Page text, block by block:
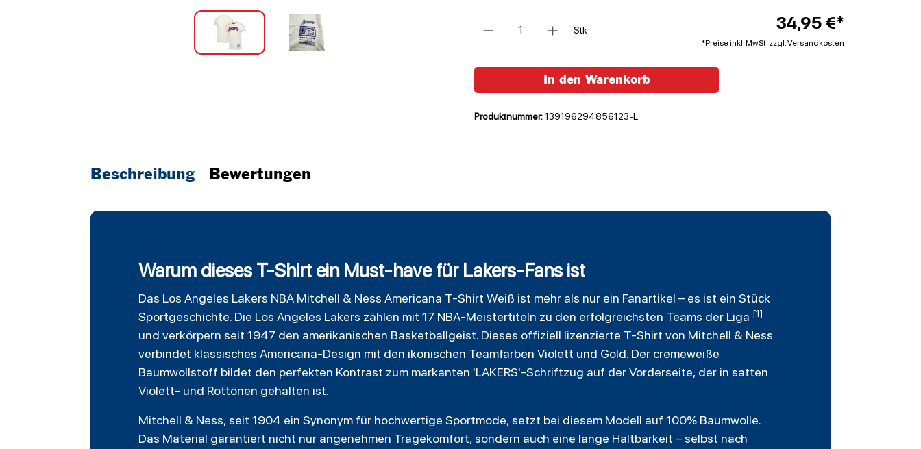
Stk
34,95 €*
*Preise inkl. MwSt. zzgl. Versandkosten
In den Warenkorb
Produktnummer:139196294856123-L
Beschreibung Bewertungen
Warum dieses T-Shirt ein Must-have für Lakers-Fans ist
Das Los Angeles Lakers NBA Mitchell & Ness Americana T-Shirt Weiß ist mehr als nur ein Fanartikel – es ist ein Stück
Sportgeschichte. Die Los Angeles Lakers zählen mit 17 NBA-Meistertiteln zu den erfolgreichsten Teams der Liga [1]
und verkörpern seit 1947 den amerikanischen Basketballgeist. Dieses offiziell lizenzierte T-Shirt von Mitchell & Ness
verbindet klassisches Americana-Design mit den ikonischen Teamfarben Violett und Gold. Der cremeweiße
Baumwollstoff bildet den perfekten Kontrast zum markanten 'LAKERS'-Schriftzug auf der Vorderseite, der in satten
Violett- und Rottönen gehalten ist.
Mitchell & Ness, seit 1904 ein Synonym für hochwertige Sportmode, setzt bei diesem Modell auf 100% Baumwolle.
Das Material garantiert nicht nur angenehmen Tragekomfort, sondern auch eine lange Haltbarkeit – selbst nach